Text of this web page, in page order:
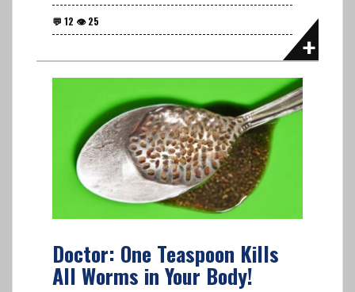
Doctor: One Teaspoon Kills
All Worms in Your Body!